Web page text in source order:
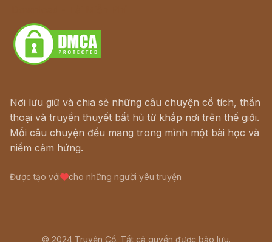
Nơi lưu giữ và chia sẻ những câu chuyện cổ tích, thần
thoại và truyền thuyết bất hủ từ khắp nơi trên thế giới.
Mỗi câu chuyện đều mang trong mình một bài học và
niềm cảm hứng.
Được tạo với cho những người yêu truyện
© 2024 Truyện Cổ. Tất cả quyền được bảo lưu.